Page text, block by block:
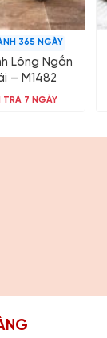
365 NGÀY
Lông Ngắn
– M1482
TRẢ 7 NGÀY